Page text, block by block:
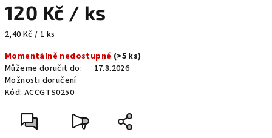
120 Kč / ks
Měrná
2,40 Kč / 1 ks
Momentálně nedostupné (>5 ks)
Můžeme doručit do:
17.8.2026
Možnosti doručení
Kód: ACCGTS0250